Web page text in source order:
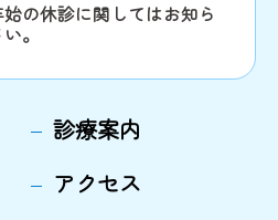
の休診に関してはお知ら
。
診療案内
アクセス